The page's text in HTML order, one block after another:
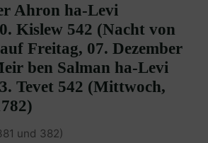
Ahron ha-Levi
Kislew 542 (Nacht von
Freitag, 07. Dezember
ben Salman ha-Levi
Tevet 542 (Mittwoch,
und 382)